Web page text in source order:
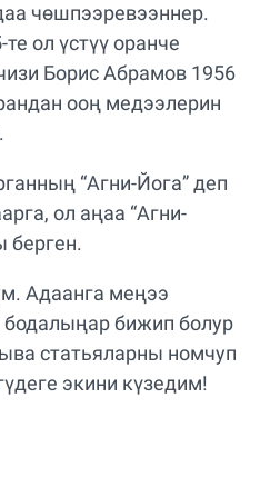
чөшпээревээннер.
ол үстүү оранче
Борис Абрамов 1956
ооң медээлерин
“Агни-Йога” деп
ол аңаа “Агни-
берген.
Адаанга меңээ
бижип болур
статьяларны номчуп
экини күзедим!